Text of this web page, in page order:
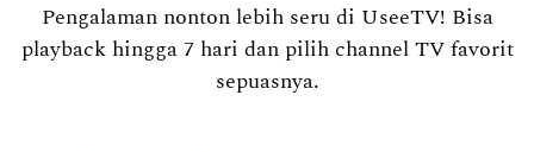
Pengalaman nonton lebih seru di UseeTV! Bisa
playback hingga 7 hari dan pilih channel TV favorit
sepuasnya.